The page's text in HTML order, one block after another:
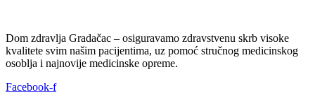
Dom zdravlja Gradačac – osiguravamo zdravstvenu skrb visoke
kvalitete svim našim pacijentima, uz pomoć stručnog medicinskog
osoblja i najnovije medicinske opreme.
Facebook-f